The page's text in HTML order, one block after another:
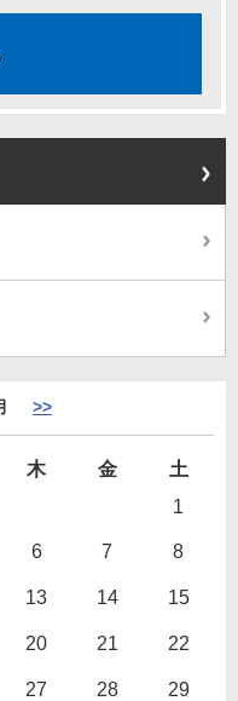
>>
木 金
土
1
6 7 8
13 14 15
20 21 22
27 28 29